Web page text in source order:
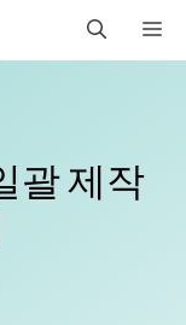
괄 제작